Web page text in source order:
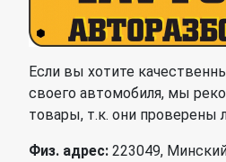
Если вы хотите
своего автомобиля, мы
товары, т.к. они проверены
Физ. адрес: 223049,